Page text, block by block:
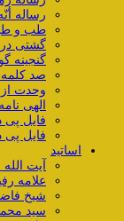
رساله
طب و
گشتی
گنجینه
صد
وحدت از
الهی نامه
فایل پی
فایل پی
اساتید
آیت
علامه
شیخ
سید